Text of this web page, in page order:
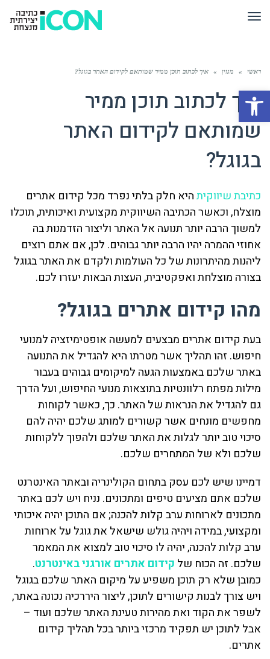
פתח סרגל נגישות
תפריט
ראשי » מגזין » איך לכתוב תוכן ממיר שמותאם לקידום האתר בגוגל?
איך לכתוב תוכן ממיר
שמותאם לקידום האתר
בגוגל?
כתיבת שיווקיתהיא חלק בלתי נפרד מכל קידום אתרים
מוצלח, וכאשר הכתיבה השיווקית מקצועית ואיכותית, תוכלו
למשוך הרבה יותר תנועה אל האתר וליצור הזדמנות בה
אחוזי ההמרה יהיו הרבה יותר גבוהים. לכן, אם אתם רוצים
ליהנות מהיתרונות של כל העולמות ולקדם את האתר בגוגל
בצורה מוצלחת ואפקטיבית, העצות הבאות יעזרו לכם.
מהו קידום אתרים בגוגל?
בעת קידום אתרים מבצעים למעשה אופטימיזציה למנועי
חיפוש. זהו תהליך אשר מטרתו היא להגדיל את התנועה
באתר שלכם באמצעות הגעה למיקומים גבוהים בעבור
מילות מפתח רלוונטיות בתוצאות מנועי החיפוש, ועל הדרך
גם להגדיל את הנראות של האתר. כך, כאשר לקוחות
מחפשים מונחים אשר קשורים למותג שלכם יהיה להם
סיכוי טוב יותר לגלות את האתר שלכם ולהפוך ללקוחות
שלכם ולא של המתחרים שלכם.
דמיינו שיש לכם עסק בתחום הקולינריה ובאתר האינטרנט
שלכם אתם מציעים טיפים ומתכונים. נניח ויש לכם באתר
מתכונים לארוחות ערב קלות להכנה; אם התוכן יהיה איכותי
ומקצועי, במידה ויהיה גולש שישאל את גוגל על ארוחות
ערב קלות להכנה, יהיה לו סיכוי טוב למצוא את המאמר
שלכם. זה הכוח של קידום אתרים אורגני באינטרנט.
כמובן שלא רק תוכן משפיע על מיקום האתר שלכם בגוגל
ויש צורך לבנות קישורים לתוכן, ליצור היררכיה נכונה באתר,
לשפר את הקוד ואת מהירות טעינת האתר שלכם ועוד –
אבל לתוכן יש תפקיד מרכזי ביותר בכל תהליך קידום
אתרים.